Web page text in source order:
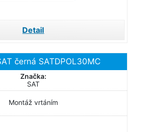
Detail
černá SATDPOL30MC
Značka:
SAT
Montáž vrtáním